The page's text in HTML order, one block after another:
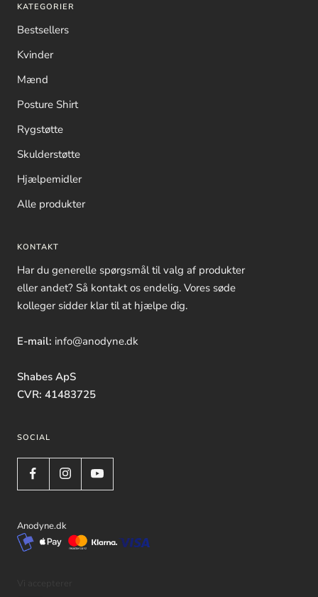
KATEGORIER
Bestsellers
Kvinder
Mænd
Posture Shirt
Rygstøtte
Skulderstøtte
Hjælpemidler
Alle produkter
KONTAKT
Har du generelle spørgsmål til valg af produkter
eller andet? Så kontakt os endelig. Vores søde
kolleger sidder klar til at hjælpe dig.
E-mail: info@anodyne.dk
Shabes ApS
CVR: 41483725
SOCIAL
Anodyne.dk